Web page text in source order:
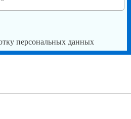
персональных данных